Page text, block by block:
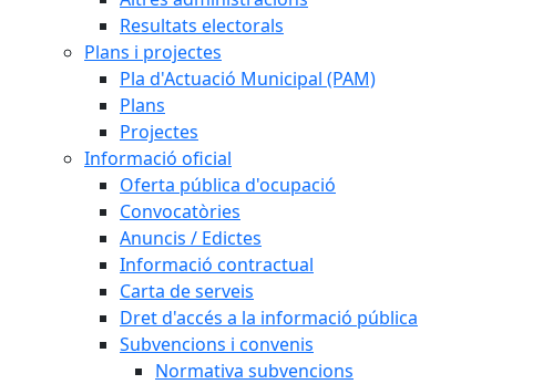
Resultats electorals
Plans i projectes
Pla d'Actuació Municipal (PAM)
Plans
Projectes
Informació oficial
Oferta pública d'ocupació
Convocatòries
Anuncis / Edictes
Informació contractual
Carta de serveis
Dret d'accés a la informació pública
Subvencions i convenis
Normativa subvencions